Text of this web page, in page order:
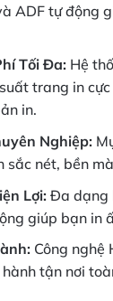
ADF tự động
Tối Đa:Hệ
trang in
in.
Nghiệp:
sắc nét, bền
Lợi:Đa dạng
giúp bạn in
Công nghệ
tận nơi